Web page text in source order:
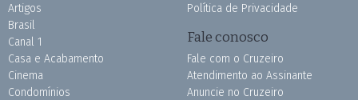
Artigos
Brasil
Canal 1
Casa e Acabamento
Cinema
Condomínios
Política de Privacidade
Fale conosco
Fale com o Cruzeiro
Atendimento ao Assinante
Anuncie no Cruzeiro